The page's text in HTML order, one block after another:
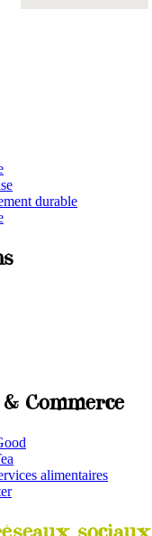
durable
Commerce
alimentaires